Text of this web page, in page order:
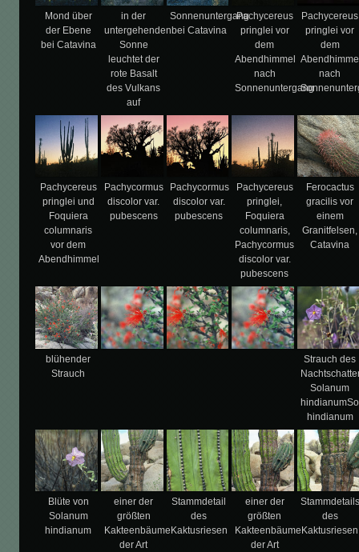
Mond über
der Ebene
bei Catavina
in der
untergehenden
Sonne
leuchtet der
rote Basalt
des Vulkans
auf
Sonnenuntergang
bei Catavina
Pachycereus
pringlei vor
dem
Abendhimmel
nach
Sonnenuntergang
Pachycereus
pringlei vor
dem
nach
Pachycereus
pringlei und
Foquiera
columnaris
vor dem
Abendhimmel
Pachycormus
discolor var.
pubescens
Pachycormus
discolor var.
pubescens
Pachycereus
pringlei,
Foquiera
columnaris,
Pachycormus
discolor var.
pubescens
Ferocactus
gracilis vor
einem
Granitfelsen,
Catavina
blühender
Strauch
Strauch des
Solanum
hindianum
Blüte von
Solanum
hindianum
einer der
größten
Kakteenbäume
der Art
Stammdetail
des
Kaktusriesen
einer der
größten
Kakteenbäume
der Art
Stammdetails
des
Kaktusriesen